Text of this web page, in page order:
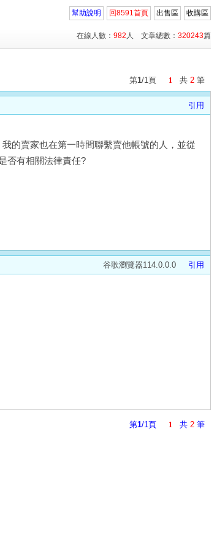
幫助說明 收購區
出售區
回8591首頁
在線人數： 982 人 文章總數： 320243篇
第1/1頁 1 共 2 筆
引用
的賣家也在第一時間聯繫賣他帳號的人，並從
否有相關法律責任?
引用
谷歌瀏覽器114.0.0.0
第1/1頁 1 共 2 筆